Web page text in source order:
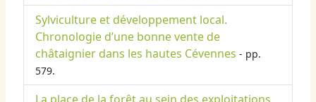
Sylviculture et développement local.
Chronologie d’une bonne vente de
châtaignier dans les hautes Cévennes - pp.
579.